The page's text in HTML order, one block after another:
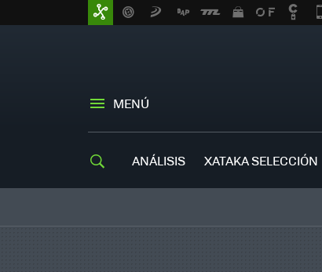
MENÚ
ANÁLISIS XATAKA SELECCIÓN